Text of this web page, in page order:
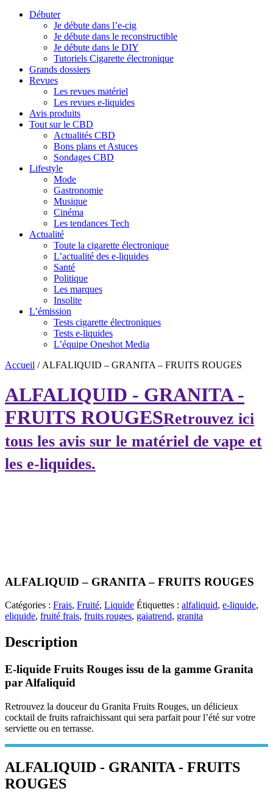
Débuter
Je débute dans l’e-cig
Je débute dans le reconstructible
Je débute dans le DIY
Tutoriels Cigarette électronique
Grands dossiers
Revues
Les revues matériel
Les revues e-liquides
Avis produits
Tout sur le CBD
Actualités CBD
Bons plans et Astuces
Sondages CBD
Lifestyle
Mode
Gastronomie
Musique
Cinéma
Les tendances Tech
Actualité
Toute la cigarette électronique
L’actualité des e-liquides
Santé
Politique
Les marques
Insolite
L’émission
Tests cigarette électroniques
Tests e-liquides
L’équipe Oneshot Media
Accueil / ALFALIQUID – GRANITA – FRUITS ROUGES
ALFALIQUID - GRANITA -
FRUITS ROUGESRetrouvez ici
tous les avis sur le matériel de vape et
les e-liquides.
ALFALIQUID – GRANITA – FRUITS ROUGES
Catégories : Frais, Fruité, Liquide Étiquettes : alfaliquid, e-liquide,
eliquide, fruité frais, fruits rouges, gaiatrend, granita
Description
E-liquide Fruits Rouges issu de la gamme Granita
par Alfaliquid
Retrouvez la douceur du Granita Fruits Rouges, un délicieux
cocktail de fruits rafraichissant qui sera parfait pour l’été sur votre
serviette ou en terrasse.
ALFALIQUID - GRANITA - FRUITS
ROUGES